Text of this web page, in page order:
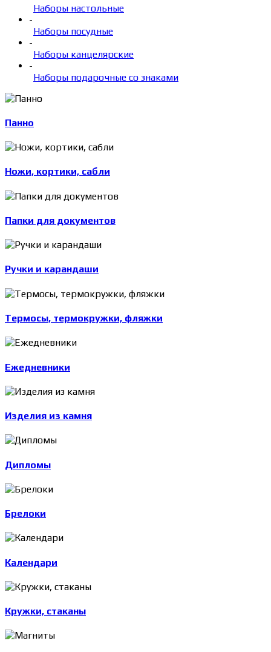
Наборы настольные
-
Наборы посудные
-
Наборы канцелярские
-
Наборы подарочные со знаками
Панно
Ножи, кортики, сабли
Папки для документов
Ручки и карандаши
Термосы, термокружки, фляжки
Ежедневники
Изделия из камня
Дипломы
Брелоки
Календари
Кружки, стаканы